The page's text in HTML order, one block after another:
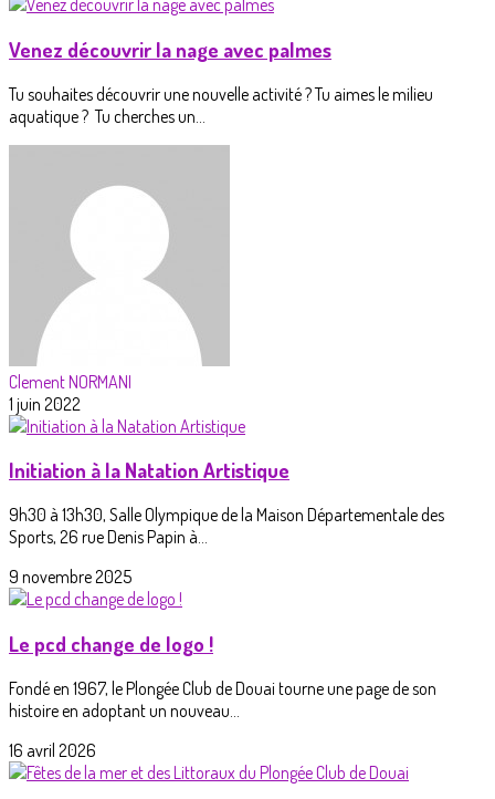
Venez découvrir la nage avec palmes
Tu souhaites découvrir une nouvelle activité ? Tu aimes le milieu
aquatique ? Tu cherches un...
Clement NORMANI
1 juin 2022
Initiation à la Natation Artistique
9h30 à 13h30, Salle Olympique de la Maison Départementale des
Sports, 26 rue Denis Papin à...
9 novembre 2025
Le pcd change de logo !
Fondé en 1967, le Plongée Club de Douai tourne une page de son
histoire en adoptant un nouveau...
16 avril 2026